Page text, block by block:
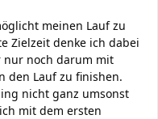
meinen Lauf zu
Zielzeit denke ich dabei
nur noch darum mit
den Lauf zu finishen.
nicht ganz umsonst
mit dem ersten